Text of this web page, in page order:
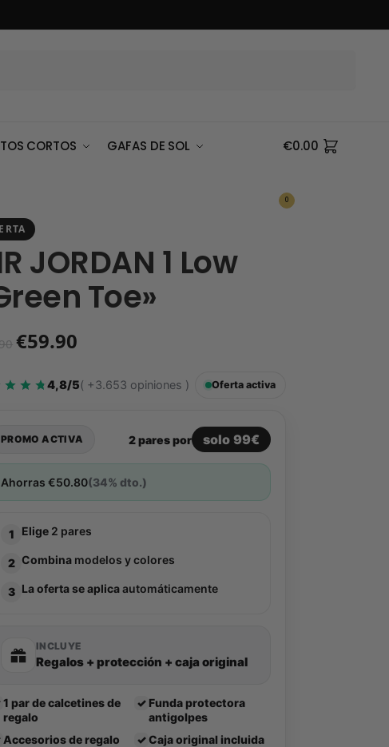
CORTOS GAFAS DE SOL €0.00
0
JORDAN 1 Low
Toe»
€59.90
4,8/5( +3.653 opiniones ) Oferta activa
PROMO ACTIVA 2 pares por solo 99€
Ahorras€50.80(34% dto.)
1 Elige 2 pares
2 Combina modelos y colores
3 La oferta se aplicaautomáticamente
INCLUYE
Regalos + protección + caja original
1 par de calcetines de
regalo
✓ Funda protectora
antigolpes
Accesorios de regalo ✓ Caja original incluida